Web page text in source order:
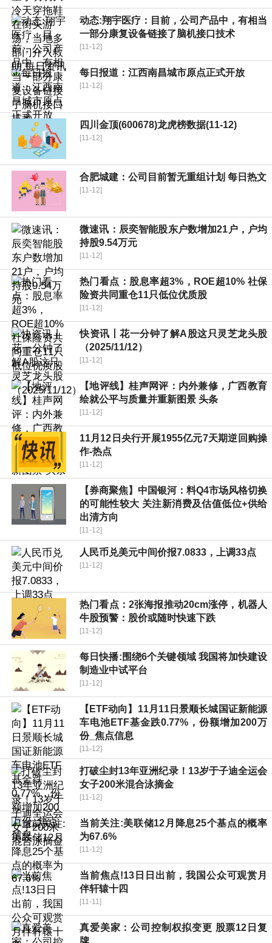
动态:翔宇医疗：目前，公司产品中，有相当
一部分康复设备链接了脑机接口技术
[11-12]
每日报道：江西南昌城市原点正式开放
[11-12]
四川金顶(600678)龙虎榜数据(11-12)
[11-12]
合肥城建：公司目前暂无重组计划 每日热文
[11-12]
微速讯：辰奕智能股东户数增加21户，户均
持股9.54万元
[11-12]
热门看点：股息率超3%，ROE超10% 社保
险资共同重仓11只低位优质股
[11-12]
快资讯丨花一分钟了解A股这只灵芝龙头股
（2025/11/12）
[11-12]
【地评线】桂声网评：内外兼修，广西教育
绘就公平与质量并重新图景 头条
[11-12]
11月12日央行开展1955亿元7天期逆回购操
作-热点
[11-12]
【券商聚焦】中国银河：料Q4市场风格切换
的可能性较大 关注新消费及估值低位+供给
出清方向
[11-12]
人民币兑美元中间价报7.0833，上调33点
[11-12]
热门看点：2张海报推动20cm涨停，机器人
牛股预警：股价或随时快速下跌
[11-12]
每日快播:围绕6个关键领域 我国将加快建设
制造业中试平台
[11-12]
【ETF动向】11月11日景顺长城国证新能源
车电池ETF基金跌0.77%，份额增加200万
份_焦点信息
[11-12]
打破尘封13年亚洲纪录！13岁于子迪全运会
女子200米混合泳摘金
[11-12]
当前关注:美联储12月降息25个基点的概率
为67.6%
[11-12]
当前焦点!13日日出前，我国公众可观赏月
伴轩辕十四
[11-11]
真爱美家：公司控制权拟变更 股票12日复